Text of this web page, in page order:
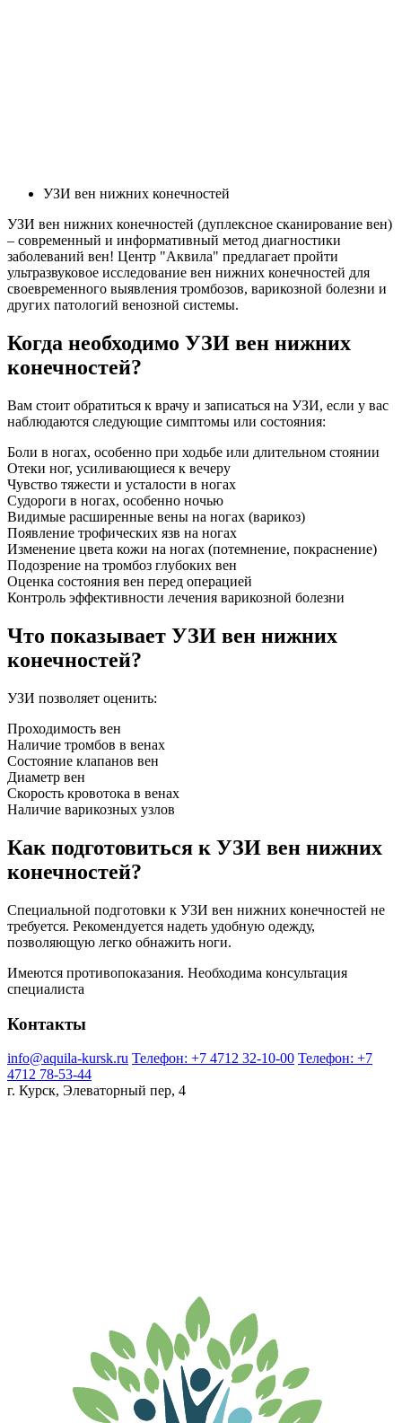
УЗИ вен нижних конечностей
УЗИ вен нижних конечностей (дуплексное сканирование вен)
– современный и информативный метод диагностики
заболеваний вен! Центр "Аквила" предлагает пройти
ультразвуковое исследование вен нижних конечностей для
своевременного выявления тромбозов, варикозной болезни и
других патологий венозной системы.
Когда необходимо УЗИ вен нижних
конечностей?
Вам стоит обратиться к врачу и записаться на УЗИ, если у вас
наблюдаются следующие симптомы или состояния:
Боли в ногах, особенно при ходьбе или длительном стоянии
Отеки ног, усиливающиеся к вечеру
Чувство тяжести и усталости в ногах
Судороги в ногах, особенно ночью
Видимые расширенные вены на ногах (варикоз)
Появление трофических язв на ногах
Изменение цвета кожи на ногах (потемнение, покраснение)
Подозрение на тромбоз глубоких вен
Оценка состояния вен перед операцией
Контроль эффективности лечения варикозной болезни
Что показывает УЗИ вен нижних
конечностей?
УЗИ позволяет оценить:
Проходимость вен
Наличие тромбов в венах
Состояние клапанов вен
Диаметр вен
Скорость кровотока в венах
Наличие варикозных узлов
Как подготовиться к УЗИ вен нижних
конечностей?
Специальной подготовки к УЗИ вен нижних конечностей не
требуется. Рекомендуется надеть удобную одежду,
позволяющую легко обнажить ноги.
Имеются противопоказания. Необходима консультация
специалиста
Контакты
info@aquila-kursk.ru Телефон: +7 4712 32-10-00 Телефон: +7
4712 78-53-44
г. Курск, Элеваторный пер, 4